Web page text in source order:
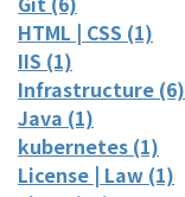
HTML | CSS (1)
IIS (1)
Infrastructure (6)
Java (1)
kubernetes (1)
License | Law (1)